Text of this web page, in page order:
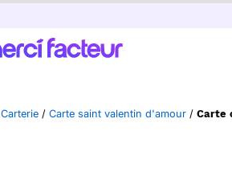
Carterie / Carte saint valentin d'amour / Carte